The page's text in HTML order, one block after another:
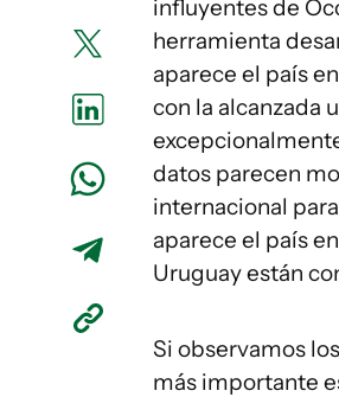
influyentes de
herramienta
aparece el país
con la alcanzada
datos parecen
internacional
aparece el país
Uruguay están
Si observamos
más importante